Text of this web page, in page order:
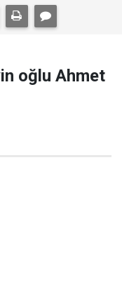
oğlu Ahmet